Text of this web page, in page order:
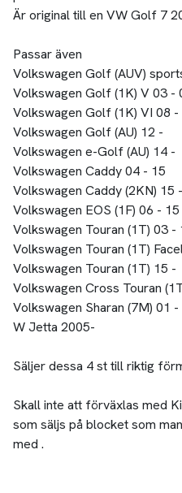
Är original till en VW Golf 7
Passar även
Volkswagen Golf (AUV)
Volkswagen Golf (1K) V 03 -
Volkswagen Golf (1K) VI 08 -
Volkswagen Golf (AU) 12 -
Volkswagen e-Golf (AU) 14 -
Volkswagen Caddy 04 - 15
Volkswagen Caddy (2KN) 15 -
Volkswagen EOS (1F) 06 - 15
Volkswagen Touran (1T) 03 -
Volkswagen Touran (1T)
Volkswagen Touran (1T) 15 -
Volkswagen Cross Touran
Volkswagen Sharan (7M) 01 -
W Jetta 2005-
Säljer dessa 4 st till riktig
Skall inte att förväxlas med
som säljs på blocket som
med .